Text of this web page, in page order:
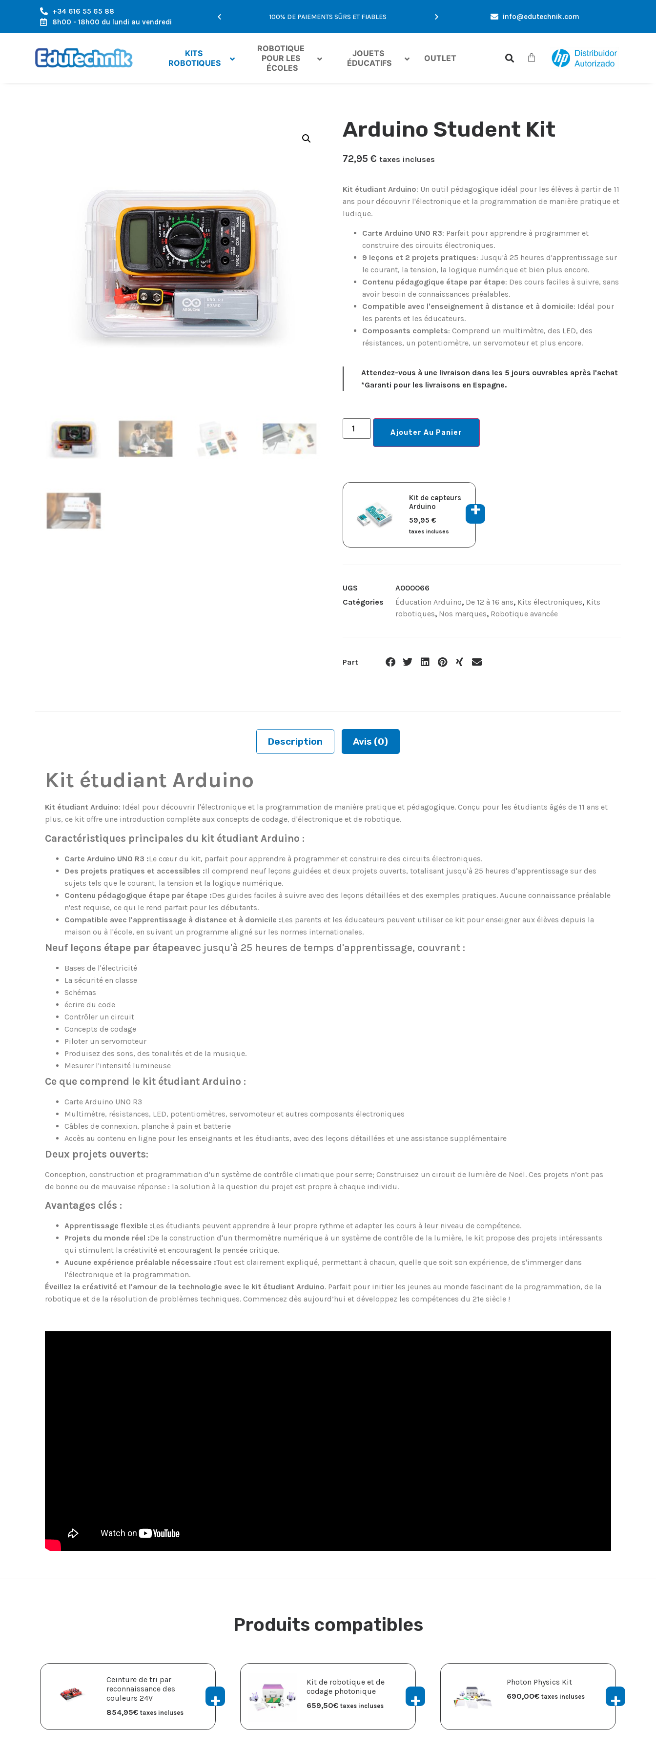
+34 616 55 65 88
8h00 - 18h00 du lundi au vendredi
RÉGION DE L'EUROPE EXPÉDITION RAPIDE, ARRIVÉE RAPIDE 100% DE PAIEMENTS SÛRS ET FIABLES OFFRES EXCLUSIVES UNIQUEMENT POUR VOUS
info@edutechnik.com
KITS
ROBOTIQUES
ROBOTIQUE
POUR LES
ÉCOLES
JOUETS
ÉDUCATIFS
OUTLET
Arduino Student Kit
72,95 € taxes incluses
Kit étudiant Arduino: Un outil pédagogique idéal pour les élèves à partir de 11
ans pour découvrir l'électronique et la programmation de manière pratique et
ludique.
Carte Arduino UNO R3: Parfait pour apprendre à programmer et
construire des circuits électroniques.
9 leçons et 2 projets pratiques: Jusqu'à 25 heures d'apprentissage sur
le courant, la tension, la logique numérique et bien plus encore.
Contenu pédagogique étape par étape: Des cours faciles à suivre, sans
avoir besoin de connaissances préalables.
Compatible avec l'enseignement à distance et à domicile: Idéal pour
les parents et les éducateurs.
Composants complets: Comprend un multimètre, des LED, des
résistances, un potentiomètre, un servomoteur et plus encore.
Attendez-vous à une livraison dans les 5 jours ouvrables après l'achat
*Garanti pour les livraisons en Espagne.
Ajouter Au Panier
Kit de capteurs
Arduino
59,95 €
taxes incluses
UGS
A000066
Catégories
Éducation Arduino, De 12 à 16 ans, Kits électroniques, Kits
robotiques, Nos marques, Robotique avancée
Part
Description Avis (0)
Kit étudiant Arduino
Kit étudiant Arduino: Idéal pour découvrir l'électronique et la programmation de manière pratique et pédagogique. Conçu pour les étudiants âgés de 11 ans et
plus, ce kit offre une introduction complète aux concepts de codage, d'électronique et de robotique.
Caractéristiques principales du kit étudiant Arduino :
Carte Arduino UNO R3 :Le cœur du kit, parfait pour apprendre à programmer et construire des circuits électroniques.
Des projets pratiques et accessibles :Il comprend neuf leçons guidées et deux projets ouverts, totalisant jusqu'à 25 heures d'apprentissage sur des
sujets tels que le courant, la tension et la logique numérique.
Contenu pédagogique étape par étape :Des guides faciles à suivre avec des leçons détaillées et des exemples pratiques. Aucune connaissance préalable
n'est requise, ce qui le rend parfait pour les débutants.
Compatible avec l'apprentissage à distance et à domicile :Les parents et les éducateurs peuvent utiliser ce kit pour enseigner aux élèves depuis la
maison ou à l'école, en suivant un programme aligné sur les normes internationales.
Neuf leçons étape par étapeavec jusqu'à 25 heures de temps d'apprentissage, couvrant :
Bases de l'électricité
La sécurité en classe
Schémas
écrire du code
Contrôler un circuit
Concepts de codage
Piloter un servomoteur
Produisez des sons, des tonalités et de la musique.
Mesurer l'intensité lumineuse
Ce que comprend le kit étudiant Arduino :
Carte Arduino UNO R3
Multimètre, résistances, LED, potentiomètres, servomoteur et autres composants électroniques
Câbles de connexion, planche à pain et batterie
Accès au contenu en ligne pour les enseignants et les étudiants, avec des leçons détaillées et une assistance supplémentaire
Deux projets ouverts:
Conception, construction et programmation d'un système de contrôle climatique pour serre; Construisez un circuit de lumière de Noël. Ces projets n’ont pas
de bonne ou de mauvaise réponse : la solution à la question du projet est propre à chaque individu.
Avantages clés :
Apprentissage flexible :Les étudiants peuvent apprendre à leur propre rythme et adapter les cours à leur niveau de compétence.
Projets du monde réel :De la construction d'un thermomètre numérique à un système de contrôle de la lumière, le kit propose des projets intéressants
qui stimulent la créativité et encouragent la pensée critique.
Aucune expérience préalable nécessaire :Tout est clairement expliqué, permettant à chacun, quelle que soit son expérience, de s'immerger dans
l'électronique et la programmation.
Éveillez la créativité et l'amour de la technologie avec le kit étudiant Arduino. Parfait pour initier les jeunes au monde fascinant de la programmation, de la
robotique et de la résolution de problèmes techniques. Commencez dès aujourd’hui et développez les compétences du 21e siècle !
Produits compatibles
Ceinture de tri par
reconnaissance des
couleurs 24V
854,95€ taxes incluses
Kit de robotique et de
codage photonique
659,50€ taxes incluses
Photon Physics Kit
690,00€ taxes incluses